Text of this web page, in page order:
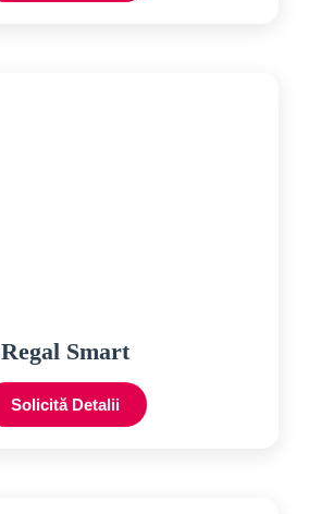
Regal Smart
Solicită Detalii